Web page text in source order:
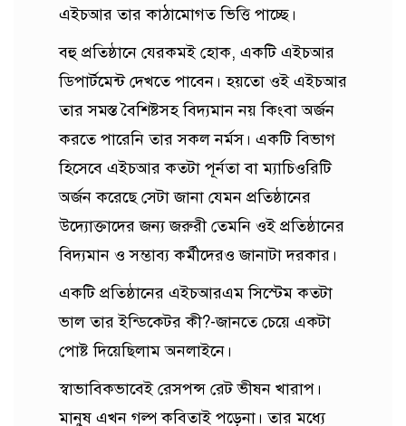
এইচআর তার কাঠামোগত ভিত্তি পাচ্ছে।
বহু প্রতিষ্ঠানে যেরকমই হোক, একটি এইচআর
ডিপার্টমেন্ট দেখতে পাবেন। হয়তো ওই এইচআর
তার সমস্ত বৈশিষ্টসহ বিদ্যমান নয় কিংবা অর্জন
করতে পারেনি তার সকল নর্মস। একটি বিভাগ
হিসেবে এইচআর কতটা পূর্নতা বা ম্যাচিওরিটি
অর্জন করেছে সেটা জানা যেমন প্রতিষ্ঠানের
উদ্যোক্তাদের জন্য জরুরী তেমনি ওই প্রতিষ্ঠানের
বিদ্যমান ও সম্ভাব্য কর্মীদেরও জানাটা দরকার।
একটি প্রতিষ্ঠানের এইচআরএম সিস্টেম কতটা
ভাল তার ইন্ডিকেটর কী?-জানতে চেয়ে একটা
পোষ্ট দিয়েছিলাম অনলাইনে।
স্বাভাবিকভাবেই রেসপন্স রেট ভীষন খারাপ।
মানুষ এখন গল্প কবিতাই পড়েনা। তার মধ্যে